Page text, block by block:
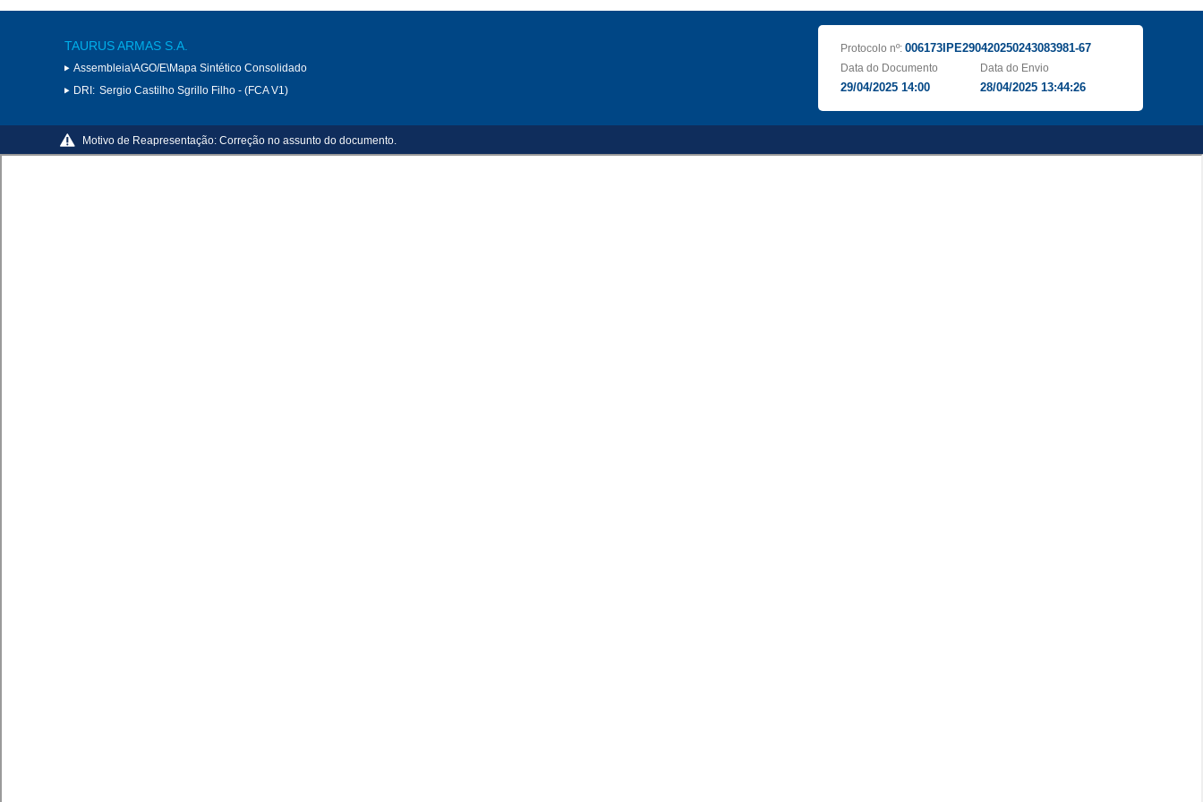
TAURUS ARMAS S.A.
Assembleia\AGO/E\Mapa Sintético Consolidado
DRI: Sergio Castilho Sgrillo Filho - (FCA V1)
Protocolo nº: 006173IPE290420250243083981-67
Data do Documento
29/04/2025 14:00
Data do Envio
28/04/2025 13:44:26
Motivo de Reapresentação: Correção no assunto do documento.